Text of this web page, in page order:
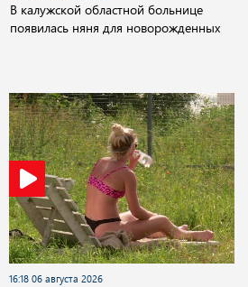
В калужской областной больнице
появилась няня для новорожденных
16:18 06 августа 2026